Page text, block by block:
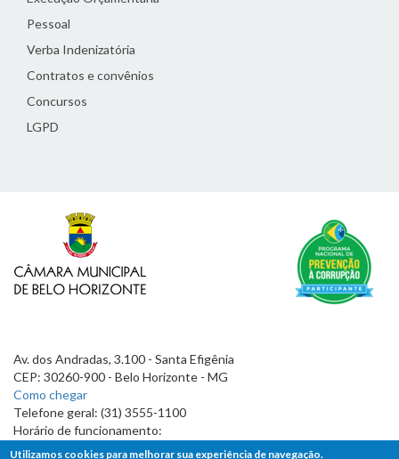
Pessoal
Verba Indenizatória
Contratos e convênios
Concursos
LGPD
Av. dos Andradas, 3.100 - Santa Efigênia
CEP: 30260-900 - Belo Horizonte - MG
Como chegar
Telefone geral: (31) 3555-1100
Horário de funcionamento:
7h às 19h
Utilizamos cookies para melhorar sua experiência de navegação.